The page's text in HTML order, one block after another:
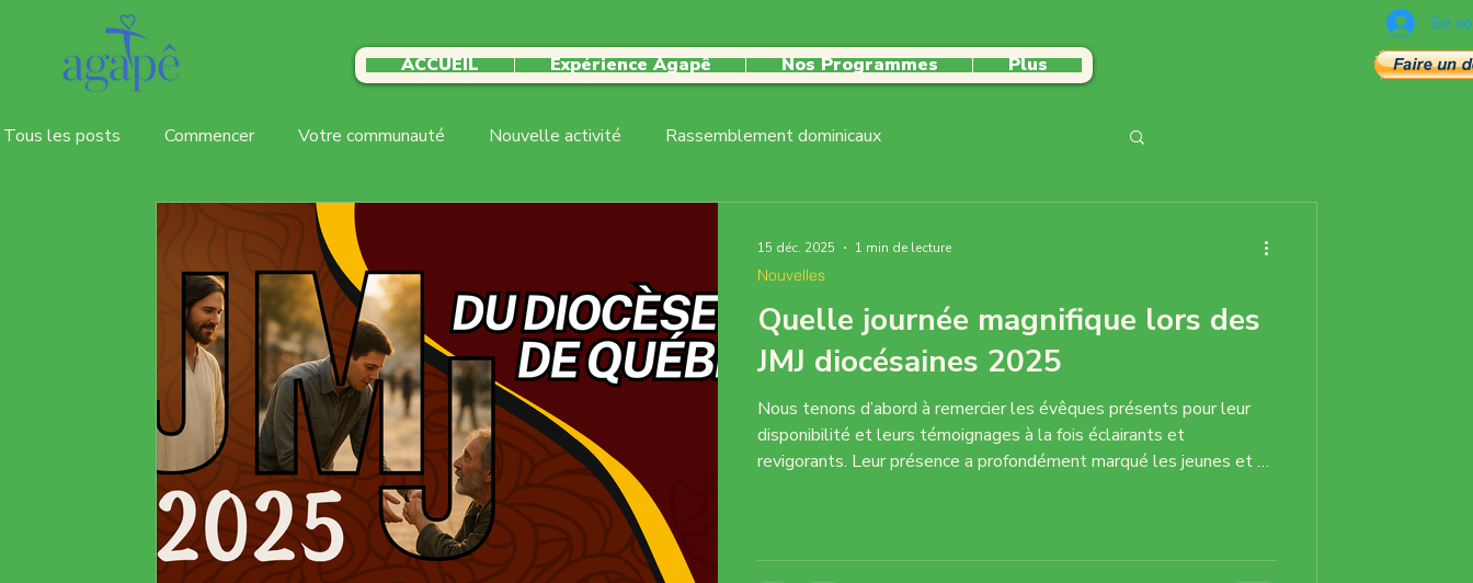
ACCUEIL Expérience Agapê Nos Programmes Plus
Se
Tous les posts Commencer Votre communauté Nouvelle activité Rassemblement dominicaux
Nouvelles
Espace jeunesse ecdq Pastorale sociale
Quelle journée magnifique lors des
JMJ diocésaines 2025
Nous tenons d’abord à remercier les évêques présents pour leur
disponibilité et leurs témoignages à la fois éclairants et
revigorants. Leur présence a profondément marqué les jeunes et a
atmosphère profondément habitée, favorisant le recueillement et
Nouvelles
15 déc. 2025 1 min de lecture